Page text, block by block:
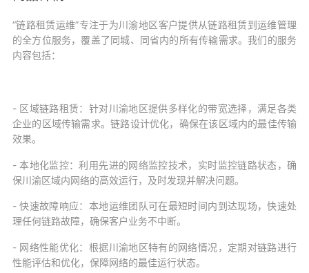
用性，支持业务的连续性和稳定性。
“链路租赁运维”专注于为川渝地区客户提供从链路租赁到运维管理
的全方位服务，覆盖了同城、同省内的所有传输需求。我们的服务
内容包括：
- 区域链路租赁：针对川渝地区提供多样化的带宽选择，满足各类
企业的区域传输需求。链路设计优化，确保在该区域内的最佳传输
效果。
- 本地化监控：利用先进的网络监控技术，实时监控链路状态，确
保川渝区域内网络的高效运行，及时发现并解决问题。
- 快速故障响应：本地运维团队可在最短时间内到达现场，快速处
理任何链路故障，确保客户业务不中断。
- 网络性能优化：根据川渝地区特有的网络情况，定期对链路进行
性能评估和优化，保障网络的最佳运行状态。